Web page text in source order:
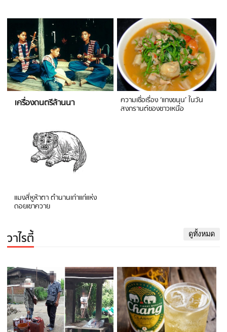
เครื่องดนตรีล้านนา ความเชื่อเรื่อง ‘แกงขนุน’ ในวัน
สงกรานต์ของชาวเหนือ
แมงสี่หูห้าตา ตำนานเก่าแก่แห่ง
ดอยเขาควาย
วาไรตี้ ดูทั้งหมด